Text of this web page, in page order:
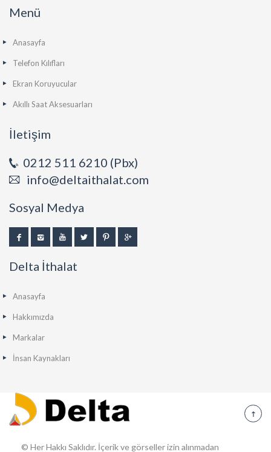
Menü
Anasayfa
Telefon Kılıfları
Ekran Koruyucular
Akıllı Saat Aksesuarları
İletişim
0212 511 6210 (Pbx)
info@deltaithalat.com
Sosyal Medya
Delta İthalat
Anasayfa
Hakkımızda
Markalar
İnsan Kaynakları
© Her Hakkı Saklıdır. İçerik ve görseller izin alınmadan